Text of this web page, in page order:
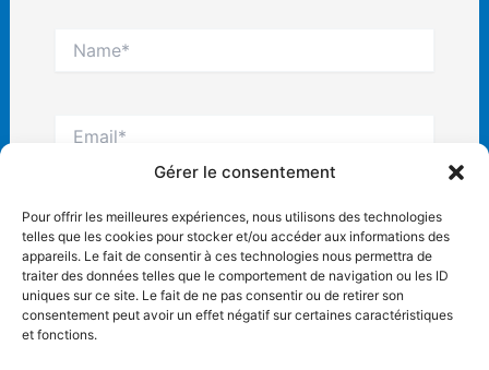
Gérer le consentement
Pour offrir les meilleures expériences, nous utilisons des technologies
telles que les cookies pour stocker et/ou accéder aux informations des
appareils. Le fait de consentir à ces technologies nous permettra de
traiter des données telles que le comportement de navigation ou les ID
uniques sur ce site. Le fait de ne pas consentir ou de retirer son
consentement peut avoir un effet négatif sur certaines caractéristiques
et fonctions.
Site
Internet